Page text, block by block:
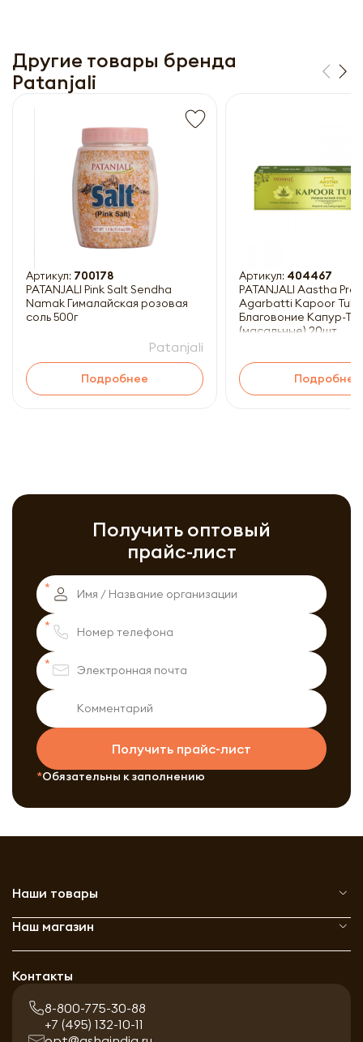
Другие товары бренда
Patanjali
Артикул: 700178
PATANJALI Pink Salt Sendha
Namak Гималайская розовая
соль 500г
Patanjali
Подробнее
Артикул: 404467
PATANJALI Aastha
Agarbatti Kapoor Tulsi
Благовоние Капур-
(масальные) 20шт
Подробнее
Получить оптовый
прайс-лист
Получить прайс-лист
Обязательны к заполнению
Получить прайс-лист
Обязательны к заполнению
Наши товары
Наш магазин
Контакты
8-800-775-30-88
+7 (495) 132-10-11